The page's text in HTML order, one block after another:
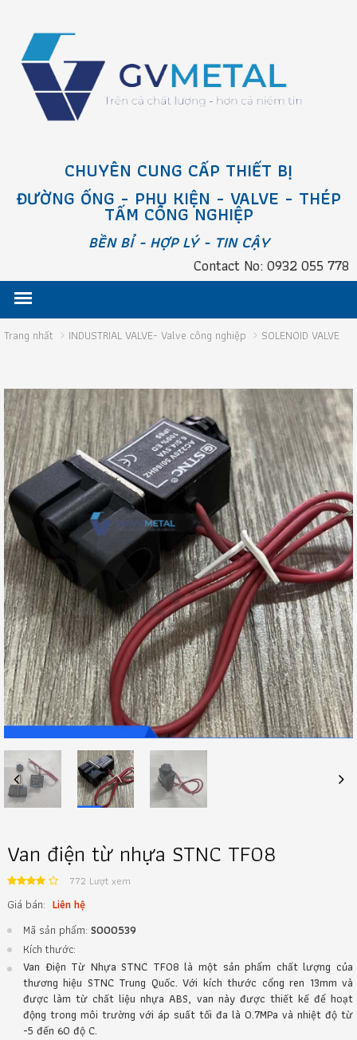
CHUYÊN CUNG CẤP THIẾT BỊ
ĐƯỜNG ỐNG - PHỤ KIỆN - VALVE - THÉP
TẤM CÔNG NGHIỆP
BỀN BỈ - HỢP LÝ - TIN CẬY
Contact No: 0932 055 778
Trang nhất INDUSTRIAL VALVE- Valve công nghiệp SOLENOID VALVE
Previous
Van điện từ nhựa STNC TF08
772 Lượt xem
Giá bán: Liên hệ
Mã sản phẩm: S000539
Kích thước:
Van Điện Từ Nhựa STNC TF08 là một sản phẩm chất lượng của
thương hiệu STNC Trung Quốc. Với kích thước cổng ren 13mm và
được làm từ chất liệu nhựa ABS, van này được thiết kế để hoạt
động trong môi trường với áp suất tối đa là 0.7MPa và nhiệt độ từ
-5 đến 60 độ C.